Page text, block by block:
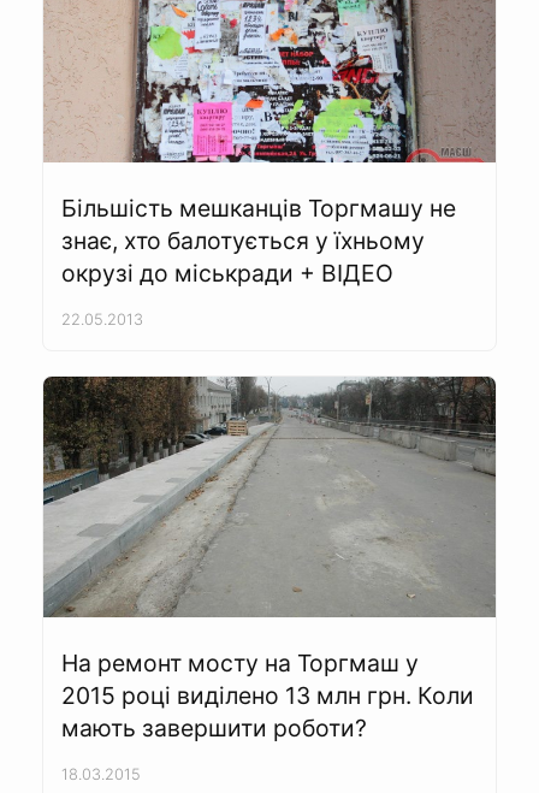
Більшість мешканців Торгмашу не
знає, хто балотується у їхньому
окрузі до міськради + ВІДЕО
22.05.2013
На ремонт мосту на Торгмаш у
2015 році виділено 13 млн грн. Коли
мають завершити роботи?
18.03.2015